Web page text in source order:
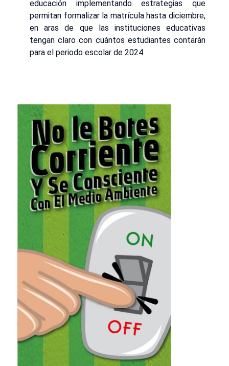
educación implementando estrategias que
permitan formalizar la matrícula hasta diciembre,
en aras de que las instituciones educativas
tengan claro con cuántos estudiantes contarán
para el periodo escolar de 2024.